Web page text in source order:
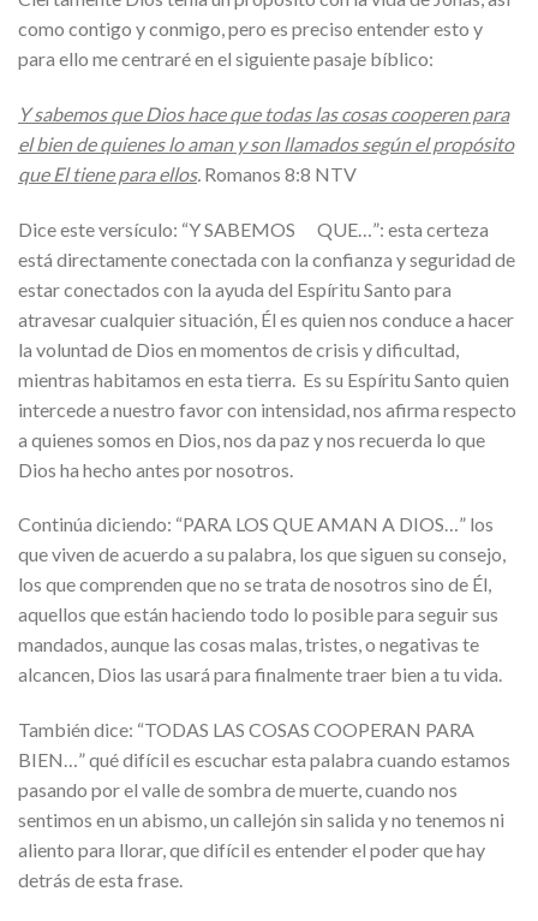
como contigo y conmigo, pero es preciso entender esto y
para ello me centraré en el siguiente pasaje bíblico:
Y sabemos que Dios hace que todas las cosas cooperen para
el bien de quienes lo aman y son llamados según el propósito
que El tiene para ellos. Romanos 8:8 NTV
Dice este versículo: “Y SABEMOS QUE…”: esta certeza
está directamente conectada con la confianza y seguridad de
estar conectados con la ayuda del Espíritu Santo para
atravesar cualquier situación, Él es quien nos conduce a hacer
la voluntad de Dios en momentos de crisis y dificultad,
mientras habitamos en esta tierra. Es su Espíritu Santo quien
intercede a nuestro favor con intensidad, nos afirma respecto
a quienes somos en Dios, nos da paz y nos recuerda lo que
Dios ha hecho antes por nosotros.
Continúa diciendo: “PARA LOS QUE AMAN A DIOS…” los
que viven de acuerdo a su palabra, los que siguen su consejo,
los que comprenden que no se trata de nosotros sino de Él,
aquellos que están haciendo todo lo posible para seguir sus
mandados, aunque las cosas malas, tristes, o negativas te
alcancen, Dios las usará para finalmente traer bien a tu vida.
También dice: “TODAS LAS COSAS COOPERAN PARA
BIEN…” qué difícil es escuchar esta palabra cuando estamos
pasando por el valle de sombra de muerte, cuando nos
sentimos en un abismo, un callejón sin salida y no tenemos ni
aliento para llorar, que difícil es entender el poder que hay
detrás de esta frase.